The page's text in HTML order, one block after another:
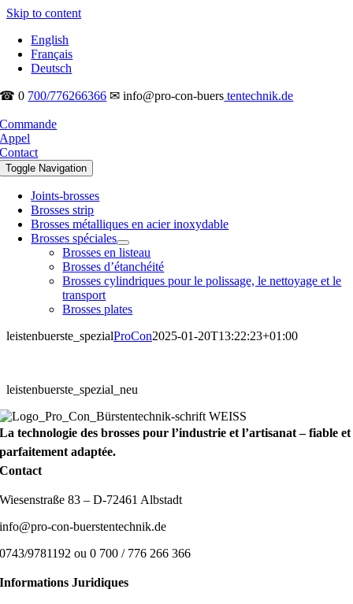
Skip to content
English
Français
Deutsch
☎ 0 700/776266366 ✉ info@pro-con-buers tentechnik.de
Commande
Appel
Contact
Toggle Navigation
Joints-brosses
Brosses strip
Brosses métalliques en acier inoxydable
Brosses spéciales
Brosses en listeau
Brosses d’étanchéité
Brosses cylindriques pour le polissage, le nettoyage et le
transport
Brosses plates
leistenbuerste_spezialProCon2025-01-20T13:22:23+01:00
leistenbuerste_spezial_neu
La technologie des brosses pour l’industrie et l’artisanat – fiable et
parfaitement adaptée.
Contact
Wiesenstraße 83 – D-72461 Albstadt
info@pro-con-buerstentechnik.de
0743/9781192 ou 0 700 / 776 266 366
Informations Juridiques